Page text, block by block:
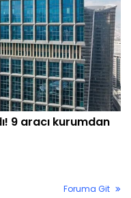
9 aracı kurumdan
Foruma Git